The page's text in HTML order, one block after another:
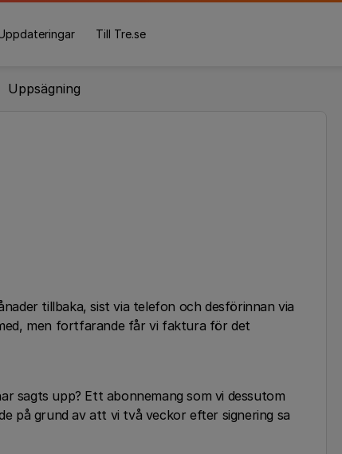
Till Tre.se
Uppsägning
tillbaka, sist via telefon och desförinnan via
men fortfarande får vi faktura för det
sagts upp? Ett abonnemang som vi dessutom
på grund av att vi två veckor efter signering sa